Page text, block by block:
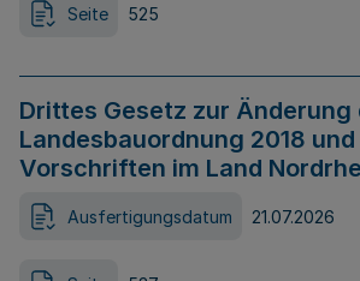
Seite 525
Drittes Gesetz zur Änderung
Landesbauordnung 2018
Vorschriften im Land
Ausfertigungsdatum 21.07.2026